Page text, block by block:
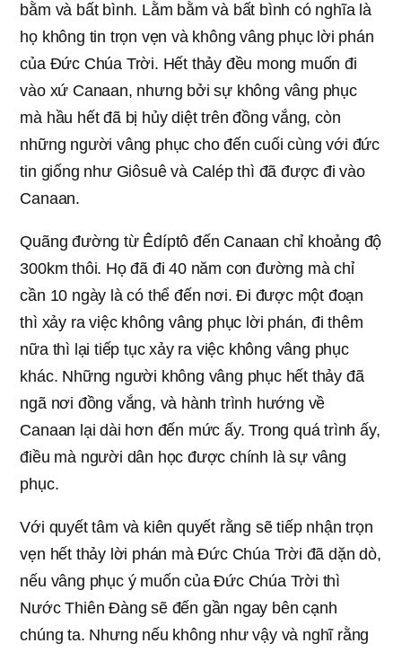
bằm và bất bình. Lằm bằm và bất bình có nghĩa là
họ không tin trọn vẹn và không vâng phục lời phán
của Đức Chúa Trời. Hết thảy đều mong muốn đi
vào xứ Canaan, nhưng bởi sự không vâng phục
mà hầu hết đã bị hủy diệt trên đồng vắng, còn
những người vâng phục cho đến cuối cùng với đức
tin giống như Giôsuê và Calép thì đã được đi vào
Canaan.
Quãng đường từ Êdíptô đến Canaan chỉ khoảng độ
300km thôi. Họ đã đi 40 năm con đường mà chỉ
cần 10 ngày là có thể đến nơi. Đi được một đoạn
thì xảy ra việc không vâng phục lời phán, đi thêm
nữa thì lại tiếp tục xảy ra việc không vâng phục
khác. Những người không vâng phục hết thảy đã
ngã nơi đồng vắng, và hành trình hướng về
Canaan lại dài hơn đến mức ấy. Trong quá trình ấy,
điều mà người dân học được chính là sự vâng
phục.
Với quyết tâm và kiên quyết rằng sẽ tiếp nhận trọn
vẹn hết thảy lời phán mà Đức Chúa Trời đã dặn dò,
nếu vâng phục ý muốn của Đức Chúa Trời thì
Nước Thiên Đàng sẽ đến gần ngay bên cạnh
chúng ta. Nhưng nếu không như vậy và nghĩ rằng